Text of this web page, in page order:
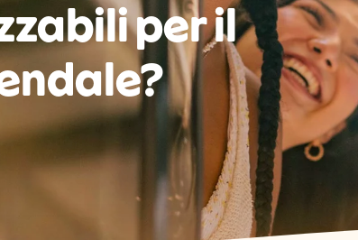
per il